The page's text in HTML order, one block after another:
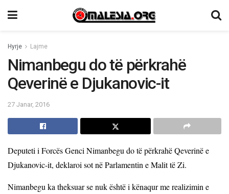
Hyrje Lajme
Nimanbegu do të përkrahë
Qeverinë e Djukanovic-it
27 Janar, 2016
Deputeti i Forcës Genci Nimanbegu do të përkrahë Qeverinë e
Djukanovic-it, deklaroi sot në Parlamentin e Malit të Zi.
Nimanbegu ka theksuar se nuk është i kënaqur me realizimin e